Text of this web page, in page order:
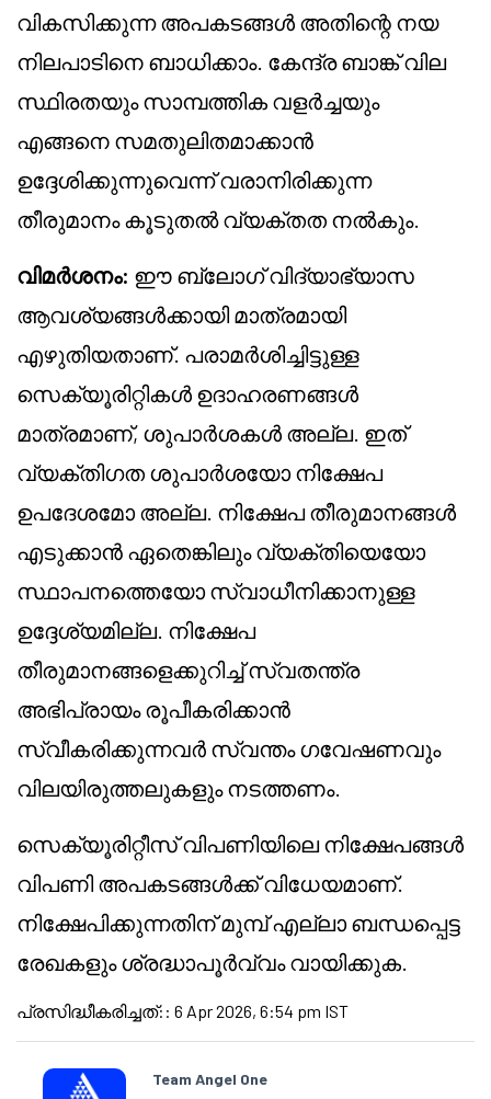
വികസിക്കുന്ന അപകടങ്ങൾ അതിന്റെ നയ
നിലപാടിനെ ബാധിക്കാം. കേന്ദ്ര ബാങ്ക് വില
സ്ഥിരതയും സാമ്പത്തിക വളർച്ചയും
എങ്ങനെ സമതുലിതമാക്കാൻ
ഉദ്ദേശിക്കുന്നുവെന്ന് വരാനിരിക്കുന്ന
തീരുമാനം കൂടുതൽ വ്യക്തത നൽകും.
വിമർശനം: ഈ ബ്ലോഗ് വിദ്യാഭ്യാസ
ആവശ്യങ്ങൾക്കായി മാത്രമായി
എഴുതിയതാണ്. പരാമർശിച്ചിട്ടുള്ള
സെക്യൂരിറ്റികൾ ഉദാഹരണങ്ങൾ
മാത്രമാണ്, ശുപാർശകൾ അല്ല. ഇത്
വ്യക്തിഗത ശുപാർശയോ നിക്ഷേപ
ഉപദേശമോ അല്ല. നിക്ഷേപ തീരുമാനങ്ങൾ
എടുക്കാൻ ഏതെങ്കിലും വ്യക്തിയെയോ
സ്ഥാപനത്തെയോ സ്വാധീനിക്കാനുള്ള
ഉദ്ദേശ്യമില്ല. നിക്ഷേപ
തീരുമാനങ്ങളെക്കുറിച്ച് സ്വതന്ത്ര
അഭിപ്രായം രൂപീകരിക്കാൻ
സ്വീകരിക്കുന്നവർ സ്വന്തം ഗവേഷണവും
വിലയിരുത്തലുകളും നടത്തണം.
സെക്യൂരിറ്റീസ് വിപണിയിലെ നിക്ഷേപങ്ങൾ
വിപണി അപകടങ്ങൾക്ക് വിധേയമാണ്.
നിക്ഷേപിക്കുന്നതിന് മുമ്പ് എല്ലാ ബന്ധപ്പെട്ട
രേഖകളും ശ്രദ്ധാപൂർവ്വം വായിക്കുക.
പ്രസിദ്ധീകരിച്ചത്: : 6 Apr 2026, 6:54 pm IST
Team Angel One